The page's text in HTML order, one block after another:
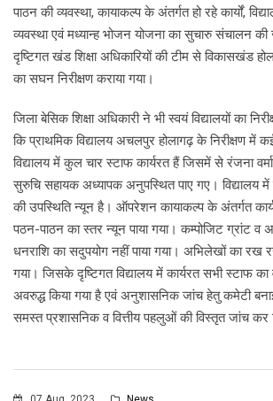
पाठन की व्यवस्था, कायाकल्प के अंतर्गत हो रहे कार्यों,
व्यवस्था एवं मध्यान्ह भोजन योजना का सुचारु संचालन
दृष्टिगत खंड शिक्षा अधिकारियों की टीम से विकासखंड
का सघन निरीक्षण कराया गया।
जिला बेसिक शिक्षा अधिकारी ने भी स्वयं विद्यालयों का
कि प्राथमिक विद्यालय अचलपुर होलागढ़ के निरीक्षण में
विद्यालय में कुल चार स्टाफ कार्यरत हैं जिसमें से रंजना
सुरुचि सहायक अध्यापक अनुपस्थित पाए गए। विद्यालय में
की उपस्थिति न्यून है। ऑपरेशन कायाकल्प के अंतर्गत कार्य
पठन-पाठन का स्तर न्यून पाया गया। कम्पोजिट ग्रांट व
धनराशि का सदुपयोग नहीं पाया गया। अभिलेखों का रख
गया। जिसके दृष्टिगत विद्यालय में कार्यरत सभी स्टाफ
अवरुद्ध किया गया है एवं अनुशासनिक जांच हेतु कमेटी
समस्त प्रशासनिक व वित्तीय पहलुओं की विस्तृत जांच कर